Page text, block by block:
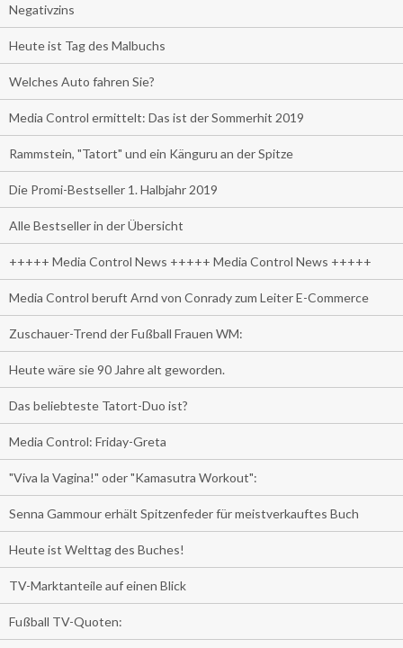
Negativzins
Heute ist Tag des Malbuchs
Welches Auto fahren Sie?
Media Control ermittelt: Das ist der Sommerhit 2019
Rammstein, "Tatort" und ein Känguru an der Spitze
Die Promi-Bestseller 1. Halbjahr 2019
Alle Bestseller in der Übersicht
+++++ Media Control News +++++ Media Control News +++++
Media Control beruft Arnd von Conrady zum Leiter E-Commerce
Zuschauer-Trend der Fußball Frauen WM:
Heute wäre sie 90 Jahre alt geworden.
Das beliebteste Tatort-Duo ist?
Media Control: Friday-Greta
"Viva la Vagina!" oder "Kamasutra Workout":
Senna Gammour erhält Spitzenfeder für meistverkauftes Buch
Heute ist Welttag des Buches!
TV-Marktanteile auf einen Blick
Fußball TV-Quoten: